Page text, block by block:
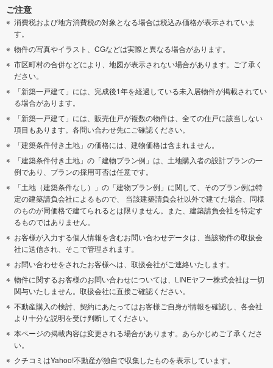
ご注意
消費税および地方消費税の対象となる場合は税込み価格が表示されていま
す。
物件の写真やイラスト、CGなどは実際と異なる場合があります。
市区町村の合併などにより、地図が表示されない場合があります。ご了承く
ださい。
「新築一戸建て」には、完成後1年を経過している未入居物件が掲載されてい
る場合があります。
「新築一戸建て」には、販売住戸が複数の物件は、全ての住戸に該当しない
項目もあります。各問い合わせ先にご確認ください。
「建築条件付き土地」の価格には、建物価格は含まれません。
「建築条件付き土地」の「建物プラン例」は、土地購入者の設計プランの一
例であり、プランの採用可否は任意です。
「土地（建築条件なし）」の「建物プラン例」に関して、そのプラン例は特
定の建築請負会社によるもので、 当該建築請負会社以外で建てた場合、同様
のものが同価格で建てられるとは限りません。また、建築請負会社を特定す
るものではありません。
お客様が入力する個人情報を含むお問い合わせデータは、当該物件の取扱会
社に送信され、そこで管理されます。
お問い合わせをされたお客様へは、取扱会社がご連絡いたします。
物件に関するお客様のお問い合わせについては、LINEヤフー株式会社は一切
関与いたしません。取扱会社に直接ご確認ください。
不動産購入の検討、契約にあたってはお客様ご自身が情報を確認し、各会社
より十分な説明を受け判断してください。
本ページの掲載内容は変更される場合があります。あらかじめご了承くださ
い。
クチコミはYahoo!不動産が独自で収集したものを表示しています。